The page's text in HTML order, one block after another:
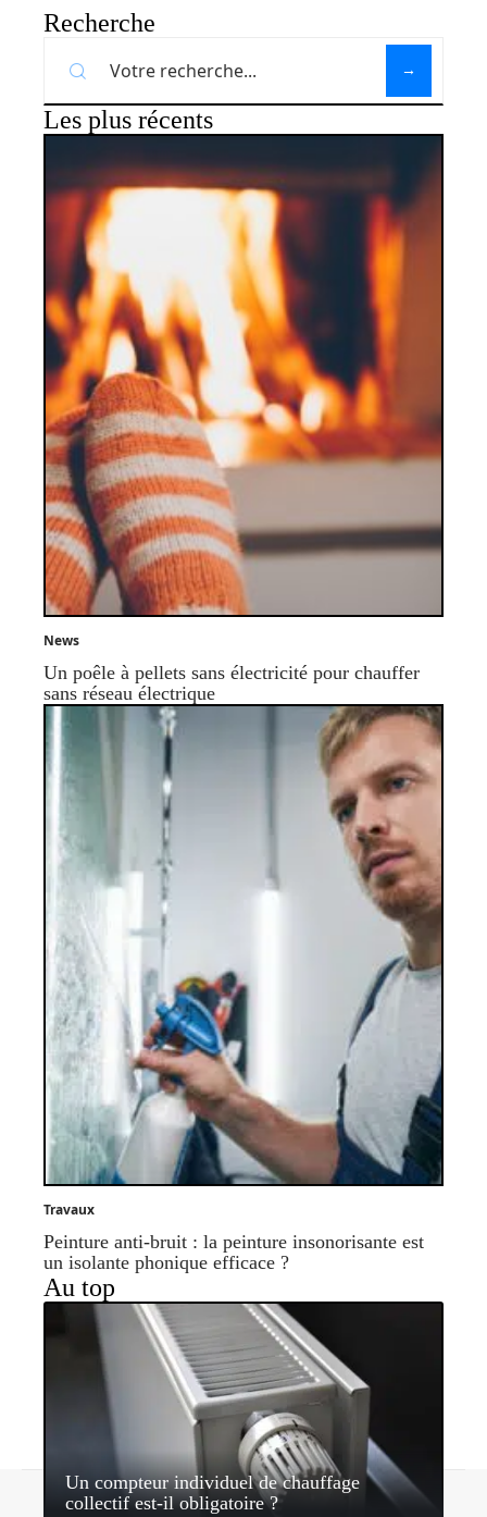
Recherche
Les plus récents
News
Un poêle à pellets sans électricité pour chauffer
sans réseau électrique
Travaux
Peinture anti-bruit : la peinture insonorisante est
un isolante phonique efficace ?
Au top
Un compteur individuel de chauffage
collectif est-il obligatoire ?
Contact Mentions légales Sitemap